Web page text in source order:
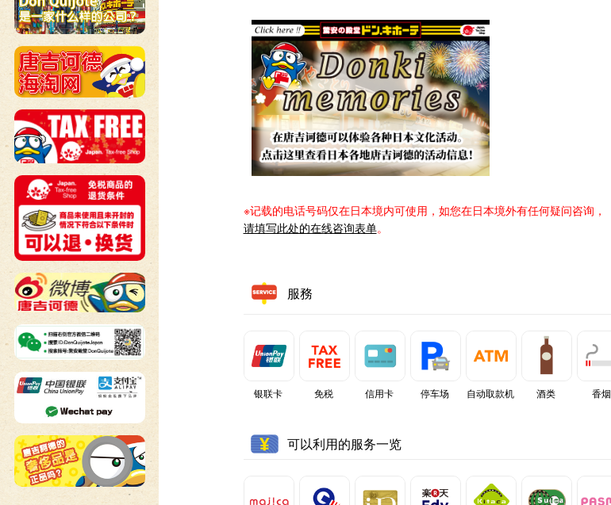
※记载的电话号码仅在日本境内可使用，如您在日本境外有任何疑问咨询，
请填写此处的在线咨询表单。
服務
银联卡 免税 信用卡 停车场 自动取款机 酒类 香烟
可以利用的服务一览